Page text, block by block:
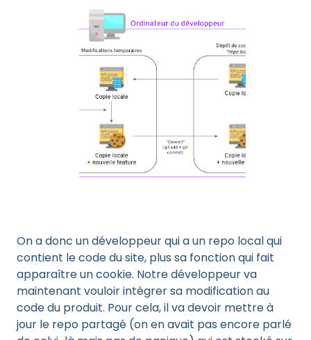
On a donc un développeur qui a un repo local qui
contient le code du site, plus sa fonction qui fait
apparaître un cookie. Notre développeur va
maintenant vouloir intégrer sa modification au
code du produit. Pour cela, il va devoir mettre à
jour le repo partagé (on en avait pas encore parlé